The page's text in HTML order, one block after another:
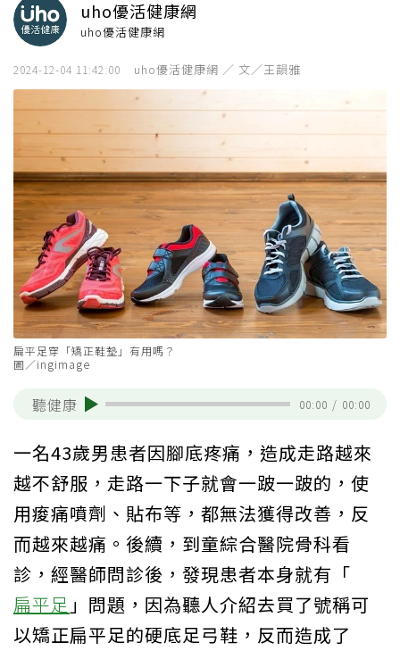
uho優活健康網
uho優活健康網
2024-12-04 11:42:00 uho優活健康網 ／ 文／王韻雅
扁平足穿「矯正鞋墊」有用嗎？
圖／ingimage
聽健康 00:00 / 00:00
一名43歲男患者因腳底疼痛，造成走路越來
越不舒服，走路一下子就會一跛一跛的，使
用痠痛噴劑、貼布等，都無法獲得改善，反
而越來越痛。後續，到童綜合醫院骨科看
診，經醫師問診後，發現患者本身就有「
扁平足 」問題，因為聽人介紹去買了號稱可
以矯正扁平足的硬底足弓鞋，反而造成了